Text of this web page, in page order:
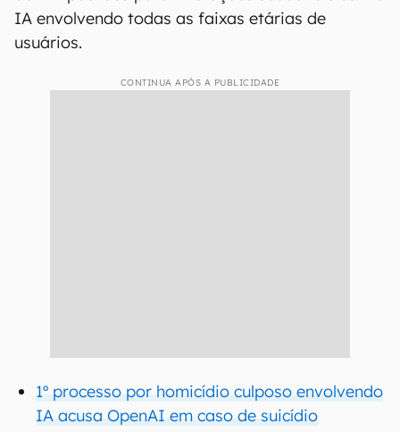
IA envolvendo todas as faixas etárias de
usuários.
CONTINUA APÓS A PUBLICIDADE
1º processo por homicídio culposo envolvendo
IA acusa OpenAI em caso de suicídio